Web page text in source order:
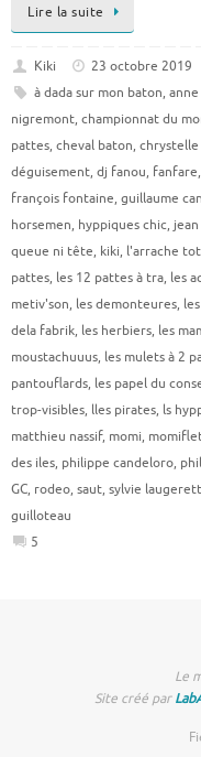
Lire la suite
Kiki 23 octobre 2019
à dada sur mon baton,
nigremont, championnat du
pattes, cheval baton,
déguisement, dj fanou, fanfare,
françois fontaine, guillaume
horsemen, hyppiques chic,
queue ni tête, kiki, l'arrache
pattes, les 12 pattes à tra, les
metiv'son, les demonteures,
dela fabrik, les herbiers, les
moustachuuus, les mulets à 2
pantouflards, les papel du
trop-visibles, lles pirates, ls
matthieu nassif, momi,
des iles, philippe candeloro,
GC, rodeo, saut, sylvie
guilloteau
5
Le
Site créé par